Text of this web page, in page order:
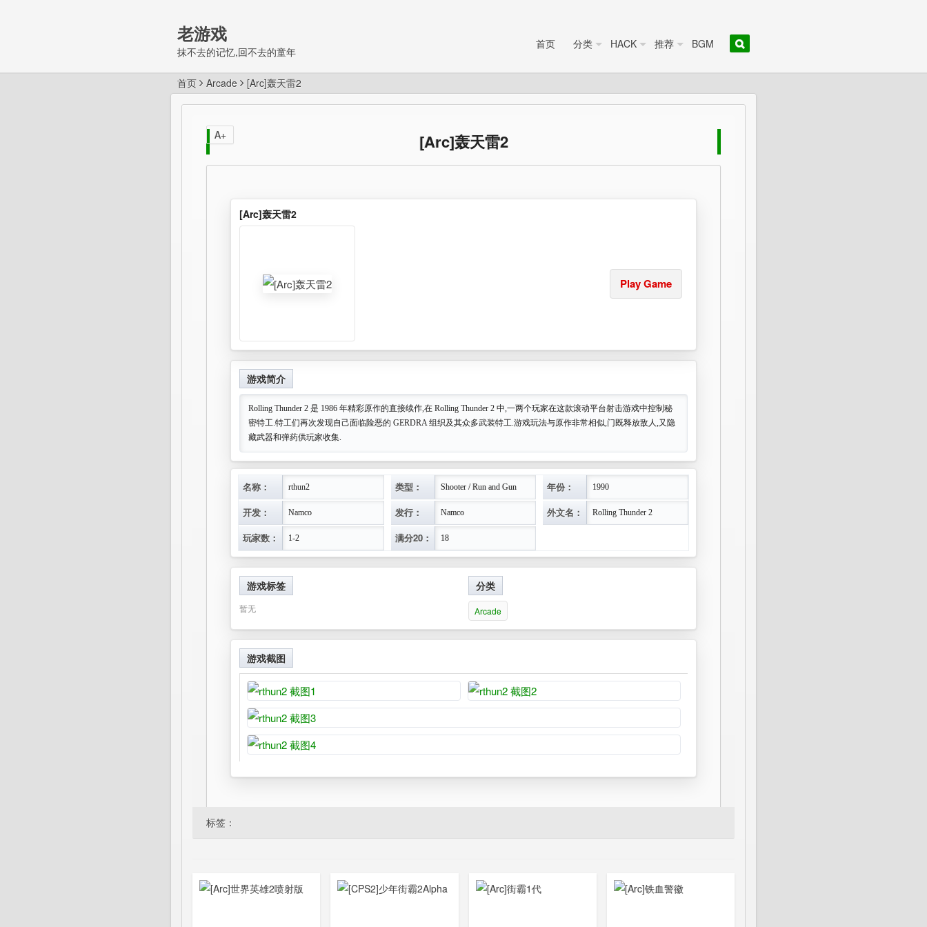
老游戏
抹不去的记忆,回不去的童年
首页 分类 HACK 推荐 BGM
首页 Arcade [Arc]轰天雷2
[Arc]轰天雷2
[Arc]轰天雷2
Play Game
游戏简介
Rolling Thunder 2 是 1986 年精彩原作的直接续作,在 Rolling Thunder 2 中,一两个玩家在这款滚动平台射击游戏中控制秘
密特工.特工们再次发现自己面临险恶的 GERDRA 组织及其众多武装特工.游戏玩法与原作非常相似,门既释放敌人,又隐
藏武器和弹药供玩家收集.
名称： rthun2 类型： Shooter / Run and Gun 年份： 1990
开发： Namco 发行： Namco 外文名： Rolling Thunder 2
玩家数： 1-2 满分20： 18
游戏标签
暂无
分类
Arcade
游戏截图
A+
标签：